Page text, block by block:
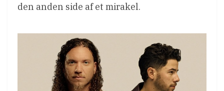
den anden side af et mirakel.